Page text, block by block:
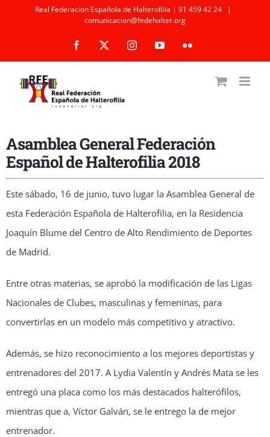
Real Federacion Española de Halterofilia | 91 459 42 24
|
comunicacion@fedehalter.org
Facebook InstagramYouTubeFlickr
Asamblea General Federación
Español de Halterofilia 2018
Este sábado, 16 de junio, tuvo lugar la Asamblea General de
esta Federación Española de Halterofilia, en la Residencia
Joaquín Blume del Centro de Alto Rendimiento de Deportes
de Madrid.
Entre otras materias, se aprobó la modificación de las Ligas
Nacionales de Clubes, masculinas y femeninas, para
convertirlas en un modelo más competitivo y atractivo.
Además, se hizo reconocimiento a los mejores deportistas y
entrenadores del 2017. A Lydia Valentín y Andrés Mata se les
entregó una placa como los más destacados halterófilos,
mientras que a, Víctor Galván, se le entrego la de mejor
entrenador.